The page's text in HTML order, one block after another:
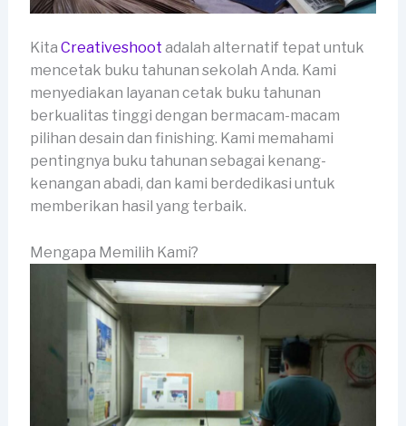
Kita Creativeshoot adalah alternatif tepat untuk
mencetak buku tahunan sekolah Anda. Kami
menyediakan layanan cetak buku tahunan
berkualitas tinggi dengan bermacam-macam
pilihan desain dan finishing. Kami memahami
pentingnya buku tahunan sebagai kenang-
kenangan abadi, dan kami berdedikasi untuk
memberikan hasil yang terbaik.
Mengapa Memilih Kami?